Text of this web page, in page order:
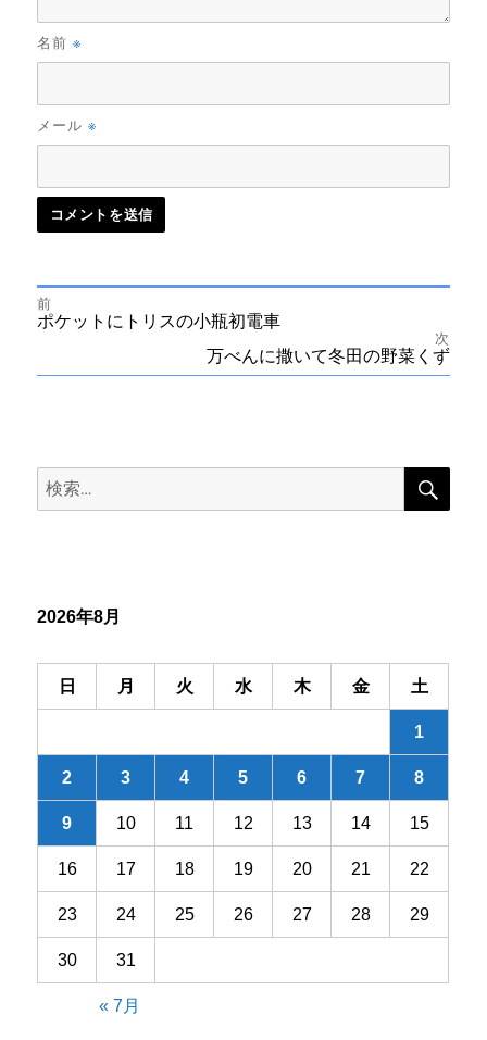
名前※
メール※
投
ゲ
ン
前
前
の
ポケットにトリスの小瓶初電車
次
万べんに撒いて冬田の野菜くず
検
索:
検
2026年8月
日 月 火 水 木 金 土
1
2 3 4 5 6 7 8
9 10 11 12 13 14 15
16 17 18 19 20 21 22
23 24 25 26 27 28 29
30 31
« 7月